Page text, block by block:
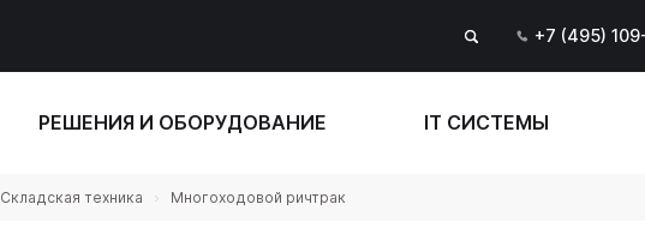
+7 (495)
РЕШЕНИЯ И ОБОРУДОВАНИЕ IT СИСТЕМЫ
Складская техника Многоходовой ричтрак